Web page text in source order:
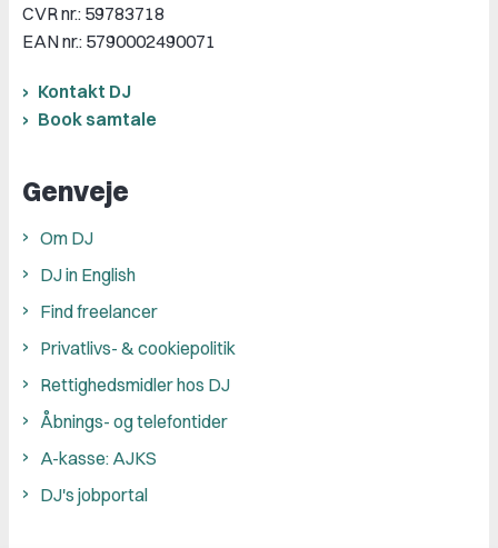
CVR nr.: 59783718
EAN nr.: 5790002490071
Kontakt DJ
Book samtale
Genveje
Om DJ
DJ in English
Find freelancer
Privatlivs- & cookiepolitik
Rettighedsmidler hos DJ
Åbnings- og telefontider
A-kasse: AJKS
DJ's jobportal